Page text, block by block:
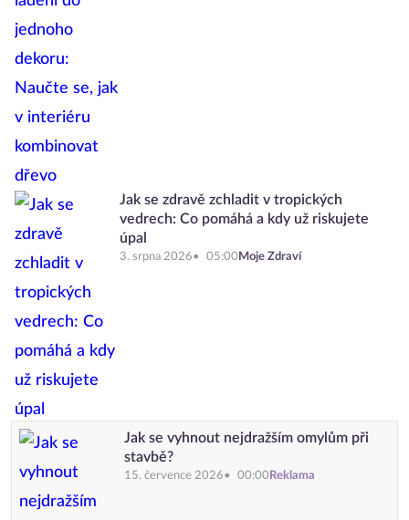
Jak se zdravě zchladit v tropických
vedrech: Co pomáhá a kdy už riskujete
úpal
3. srpna 2026 05:00 Moje Zdraví
Jak se vyhnout nejdražším omylům při
stavbě?
15. července 2026 00:00 Reklama